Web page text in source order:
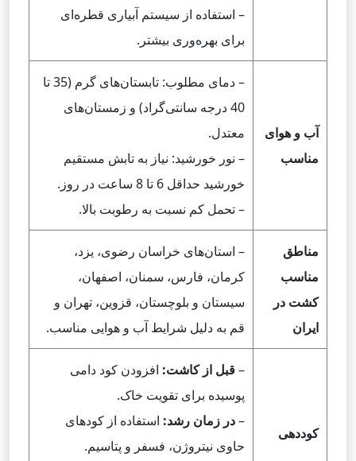
– استفاده از سیستم آبیاری قطره‌ای
برای بهره‌وری بیشتر.
آب و هوای
مناسب
– دمای مطلوب: تابستان‌های گرم (35 تا
40 درجه سانتی‌گراد) و زمستان‌های
معتدل.
– نور خورشید: نیاز به تابش مستقیم
خورشید حداقل 6 تا 8 ساعت در روز.
– تحمل کم نسبت به رطوبت بالا.
مناطق
مناسب
کشت در
ایران
– استان‌های خراسان رضوی، یزد،
کرمان، فارس، سمنان، اصفهان،
سیستان و بلوچستان، قزوین، تهران و
قم به دلیل شرایط آب و هوایی مناسب.
کوددهی
–قبل از کاشت: افزودن کود دامی
پوسیده برای تقویت خاک.
–در زمان رشد: استفاده از کودهای
حاوی نیتروژن، فسفر و پتاسیم.